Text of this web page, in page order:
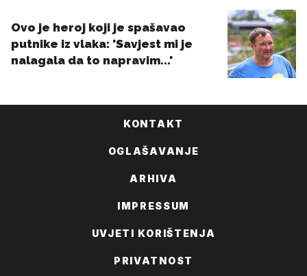
KONTAKT
OGLAŠAVANJE
ARHIVA
IMPRESSUM
UVJETI KORIŠTENJA
PRIVATNOST